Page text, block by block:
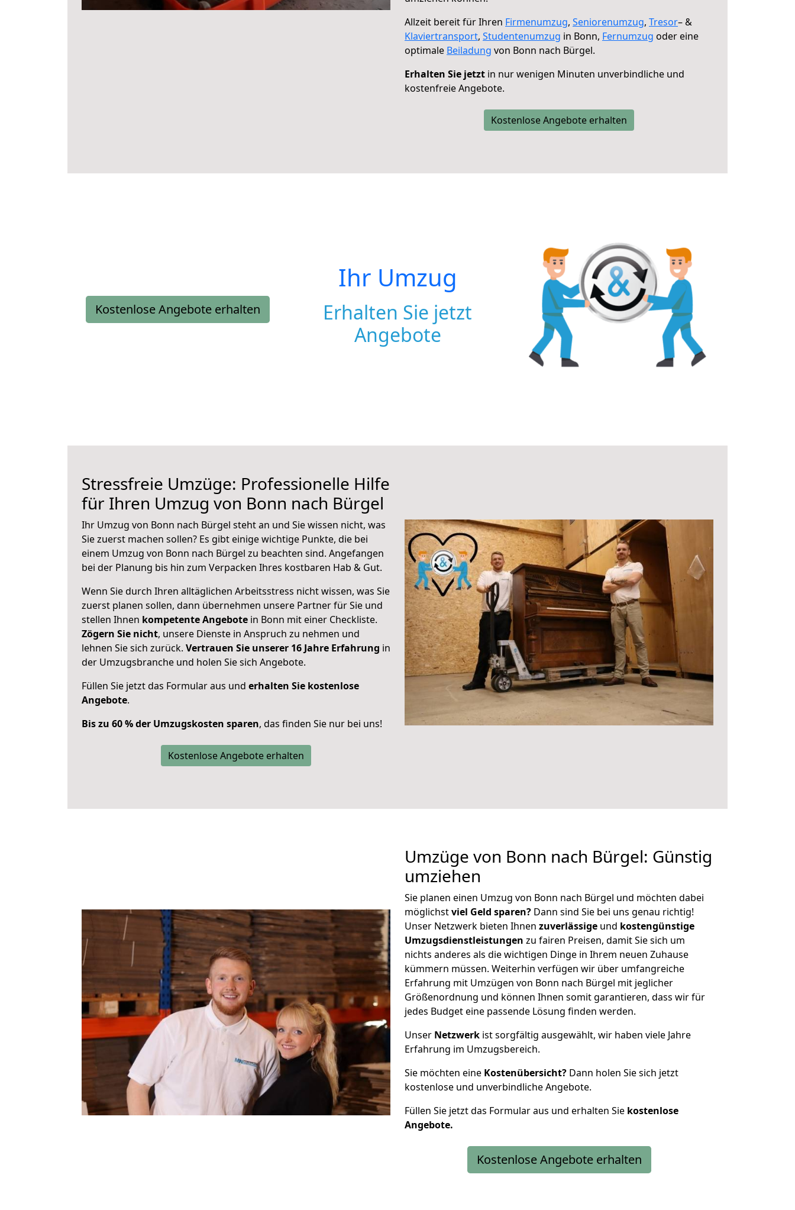
Allzeit bereit für Ihren Firmenumzug, Seniorenumzug, Tresor– &
Klaviertransport, Studentenumzug in Bonn, Fernumzug oder eine
optimale Beiladung von Bonn nach Bürgel.
Erhalten Sie jetzt in nur wenigen Minuten unverbindliche und
kostenfreie Angebote.
Kostenlose Angebote erhalten
Kostenlose Angebote erhalten
Ihr Umzug
Erhalten Sie jetzt
Angebote
Stressfreie Umzüge: Professionelle Hilfe
für Ihren Umzug von Bonn nach Bürgel
Ihr Umzug von Bonn nach Bürgel steht an und Sie wissen nicht, was
Sie zuerst machen sollen? Es gibt einige wichtige Punkte, die bei
einem Umzug von Bonn nach Bürgel zu beachten sind. Angefangen
bei der Planung bis hin zum Verpacken Ihres kostbaren Hab & Gut.
Wenn Sie durch Ihren alltäglichen Arbeitsstress nicht wissen, was Sie
zuerst planen sollen, dann übernehmen unsere Partner für Sie und
stellen Ihnen kompetente Angebote in Bonn mit einer Checkliste.
Zögern Sie nicht, unsere Dienste in Anspruch zu nehmen und
lehnen Sie sich zurück. Vertrauen Sie unserer 16 Jahre Erfahrung in
der Umzugsbranche und holen Sie sich Angebote.
Füllen Sie jetzt das Formular aus und erhalten Sie kostenlose
Angebote.
Bis zu 60 % der Umzugskosten sparen, das finden Sie nur bei uns!
Kostenlose Angebote erhalten
Umzüge von Bonn nach Bürgel: Günstig
umziehen
Sie planen einen Umzug von Bonn nach Bürgel und möchten dabei
möglichstviel Geld sparen? Dann sind Sie bei uns genau richtig!
Unser Netzwerk bieten Ihnen zuverlässige und kostengünstige
Umzugsdienstleistungen zu fairen Preisen, damit Sie sich um
nichts anderes als die wichtigen Dinge in Ihrem neuen Zuhause
kümmern müssen. Weiterhin verfügen wir über umfangreiche
Erfahrung mit Umzügen von Bonn nach Bürgel mit jeglicher
Größenordnung und können Ihnen somit garantieren, dass wir für
jedes Budget eine passende Lösung finden werden.
Unser Netzwerk ist sorgfältig ausgewählt, wir haben viele Jahre
Erfahrung im Umzugsbereich.
Sie möchten eine Kostenübersicht? Dann holen Sie sich jetzt
kostenlose und unverbindliche Angebote.
Füllen Sie jetzt das Formular aus und erhalten Sie kostenlose
Angebote.
Kostenlose Angebote erhalten